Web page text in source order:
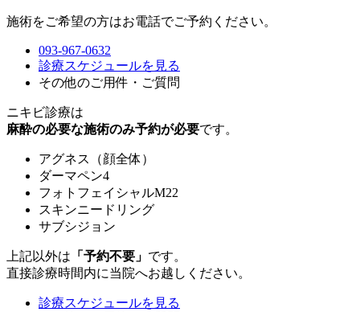
施術をご希望の方はお電話でご予約ください。
093-967-0632
診療スケジュールを見る
その他のご用件・ご質問
ニキビ診療は
麻酔の必要な施術のみ予約が必要です。
アグネス（顔全体）
ダーマペン4
フォトフェイシャルM22
スキンニードリング
サブシジョン
上記以外は 「予約不要」 です。
直接診療時間内に当院へお越しください。
診療スケジュールを見る